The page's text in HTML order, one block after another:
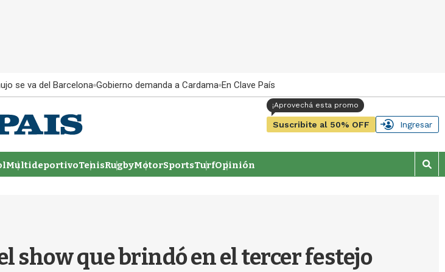
se va del Barcelona Gobierno demanda a Cardama En Clave País
Suscribite al 50% OFF Ingresar
MultideportivoTenisRugbyMotorSportsTurfOpinión
M
o
show que brindó en el tercer festejo